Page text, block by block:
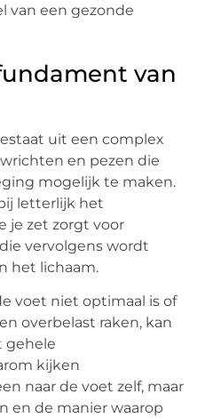
van een gezonde
van
uit een complex
en pezen die
mogelijk te maken.
letterlijk het
je zet zorgt voor
vervolgens wordt
het lichaam.
voet niet optimaal is of
overbelast raken, kan
gehele
kijken
naar de voet zelf, maar
en de manier waarop